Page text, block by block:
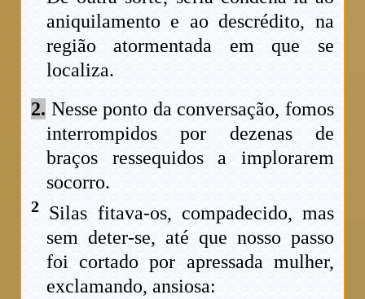
aniquilamento e ao descrédito, na
região atormentada em que se
localiza.
2. Nesse ponto da conversação, fomos
interrompidos por dezenas de
braços ressequidos a implorarem
socorro.
2 Silas fitava-os, compadecido, mas
sem deter-se, até que nosso passo
foi cortado por apressada mulher,
exclamando, ansiosa: